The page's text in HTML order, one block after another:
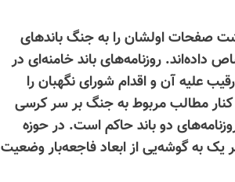
صفحات اولشان را به جنگ باندهای
داده‌اند. روزنامه‌های باند خامنه‌ای در
رقیب علیه آن و اقدام شورای نگهبان را
مطالب مربوط به جنگ بر سر کرسی
دو باند حاکم است. در حوزه
یک به گوشه‌یی از ابعاد فاجعه‌بار وضعیت